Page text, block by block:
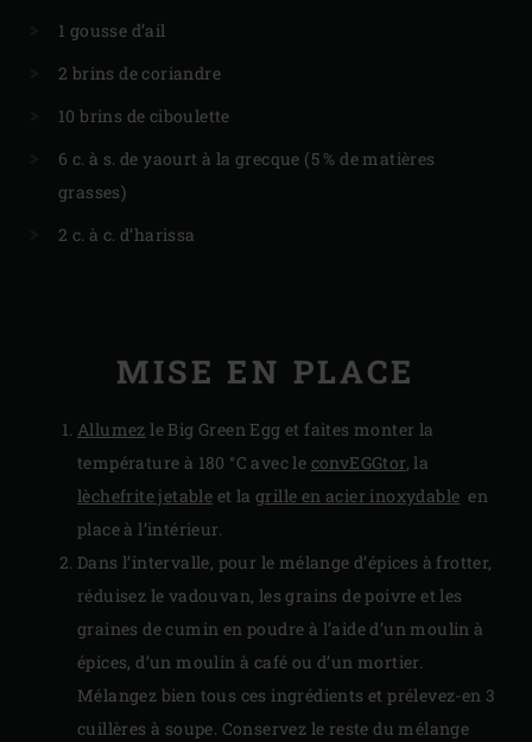
1 gousse d’ail
2 brins de coriandre
10 brins de ciboulette
6 c. à s. de yaourt à la grecque (5 % de matières
grasses)
2 c. à c. d’harissa
MISE EN PLACE
Allumez le Big Green Egg et faites monter la
température à 180 °C avec le convEGGtor, la
lèchefrite jetable et lagrille en acier inoxydable en
place à l’intérieur.
Dans l’intervalle, pour le mélange d’épices à frotter,
réduisez le vadouvan, les grains de poivre et les
graines de cumin en poudre à l’aide d’un moulin à
épices, d’un moulin à café ou d’un mortier.
Mélangez bien tous ces ingrédients et prélevez-en 3
cuillères à soupe. Conservez le reste du mélange